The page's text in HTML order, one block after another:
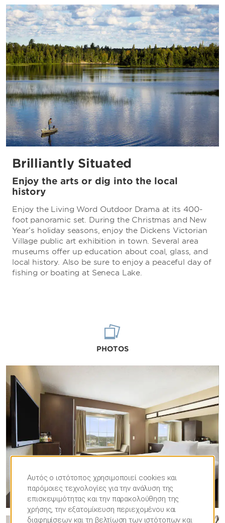
Brilliantly Situated
Enjoy the arts or dig into the local
history
Enjoy the Living Word Outdoor Drama at its 400-
foot panoramic set. During the Christmas and New
Year’s holiday seasons, enjoy the Dickens Victorian
Village public art exhibition in town. Several area
museums offer up education about coal, glass, and
local history. Also be sure to enjoy a peaceful day of
fishing or boating at Seneca Lake.
PHOTOS
Αυτός ο ιστότοπος χρησιμοποιεί cookies και
παρόμοιες τεχνολογίες για την ανάλυση της
επισκεψιμότητας και την παρακολούθηση της
χρήσης, την εξατομίκευση περιεχομένου και
διαφημίσεων και τη βελτίωση των ιστότοπων και